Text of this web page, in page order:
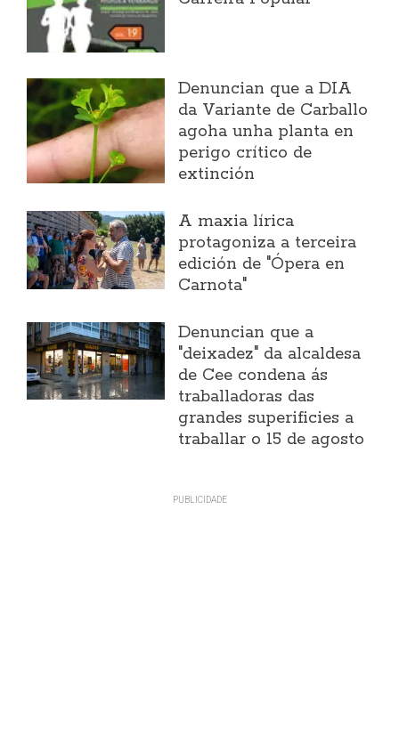
Denuncian que a DIA
da Variante de Carballo
agoha unha planta en
perigo crítico de
extinción
A maxia lírica
protagoniza a terceira
edición de "Ópera en
Carnota"
Denuncian que a
"deixadez" da alcaldesa
de Cee condena ás
traballadoras das
grandes superificies a
traballar o 15 de agosto